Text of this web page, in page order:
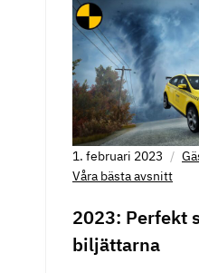
1. februari 2023
Våra bästa avsnitt
2023: Perfekt
biljättarna